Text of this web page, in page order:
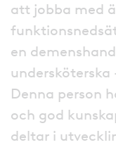
att jobba med
en
Denna person
och god
deltar i